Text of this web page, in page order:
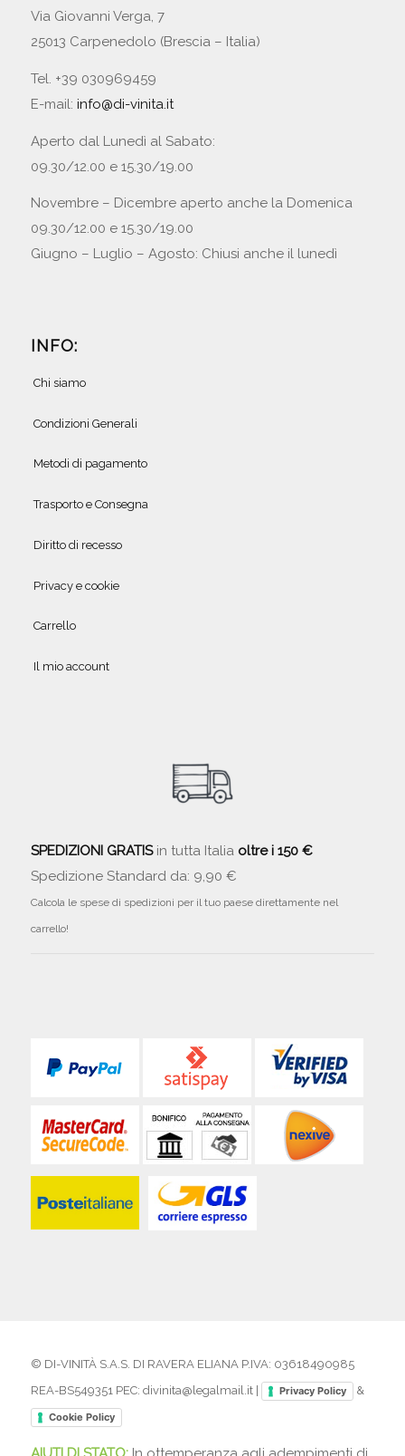
Via Giovanni Verga, 7
25013 Carpenedolo (Brescia – Italia)
Tel. +39 030969459
E-mail: info@di-vinita.it
Aperto dal Lunedì al Sabato:
09.30/12.00 e 15.30/19.00
Novembre – Dicembre aperto anche la Domenica
09.30/12.00 e 15.30/19.00
Giugno – Luglio – Agosto: Chiusi anche il lunedì
INFO:
Chi siamo
Condizioni Generali
Metodi di pagamento
Trasporto e Consegna
Diritto di recesso
Privacy e cookie
Carrello
Il mio account
SPEDIZIONI GRATISin tutta Italia oltre i 150 €
Spedizione Standard da: 9,90 €
Calcola le spese di spedizioni per il tuo paese direttamente nel
carrello!
© DI-VINITÀ S.A.S. DI RAVERA ELIANA P.IVA: 03618490985
REA-BS549351 PEC: divinita@legalmail.it |
Privacy Policy &
Cookie Policy